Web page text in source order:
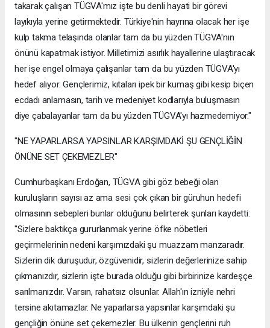
takarak çalışan TÜGVA'mız işte bu denli hayati bir görevi
layıkıyla yerine getirmektedir. Türkiye'nin hayrına olacak her işe
kulp takma telaşında olanlar tam da bu yüzden TÜGVA'nın
önünü kapatmak istiyor. Milletimizi asırlık hayallerine ulaştıracak
her işe engel olmaya çalışanlar tam da bu yüzden TÜGVA'yı
hedef alıyor. Gençlerimiz, kıtaları ipek bir kumaş gibi kesip biçen
ecdadı anlamasın, tarih ve medeniyet kodlarıyla buluşmasın
diye çabalayanlar tam da bu yüzden TÜGVA'yı hazmedemiyor."
"NE YAPARLARSA YAPSINLAR KARŞIMDAKİ ŞU GENÇLİĞİN
ÖNÜNE SET ÇEKEMEZLER"
Cumhurbaşkanı Erdoğan, TÜGVA gibi göz bebeği olan
kuruluşların sayısı az ama sesi çok çıkan bir güruhun hedefi
olmasının sebepleri bunlar olduğunu belirterek şunları kaydetti:
"Sizlere baktıkça gururlanmak yerine öfke nöbetleri
geçirmelerinin nedeni karşımızdaki şu muazzam manzaradır.
Sizlerin dik duruşudur, özgüvenidir, sizlerin değerlerinize sahip
çıkmanızdır, sizlerin işte burada olduğu gibi birbirinize kardeşçe
sarılmanızdır. Varsın, rahatsız olsunlar. Allah'ın izniyle nehri
tersine akıtamazlar. Ne yaparlarsa yapsınlar karşımdaki şu
gençliğin önüne set çekemezler. Bu ülkenin gençlerini ruh